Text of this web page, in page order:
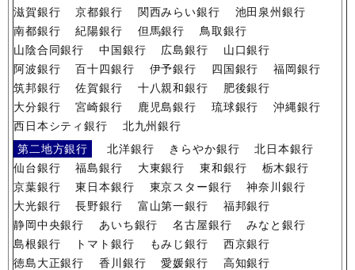
滋賀銀行
京都銀行 関西みらい銀行
池田泉州銀行
南都銀行
紀陽銀行 但馬銀行
鳥取銀行
山陰合同銀行
中国銀行 広島銀行
山口銀行
阿波銀行
百十四銀行 伊予銀行 四国銀行
福岡銀行
筑邦銀行
佐賀銀行 十八親和銀行
肥後銀行
大分銀行
宮崎銀行 鹿児島銀行 琉球銀行
沖縄銀行
西日本シティ銀行
北九州銀行
第二地方銀行
北洋銀行 きらやか銀行
北日本銀行
仙台銀行
福島銀行 大東銀行 東和銀行
栃木銀行
京葉銀行
東日本銀行 東京スター銀行
神奈川銀行
大光銀行
長野銀行 富山第一銀行
福邦銀行
静岡中央銀行
あいち銀行 名古屋銀行
みなと銀行
島根銀行
トマト銀行 もみじ銀行
西京銀行
徳島大正銀行
香川銀行 愛媛銀行
高知銀行